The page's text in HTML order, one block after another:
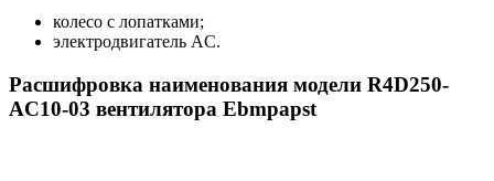
колесо с лопатками;
электродвигатель AC.
Расшифровка наименования модели R4D250-
AC10-03 вентилятора Ebmpapst